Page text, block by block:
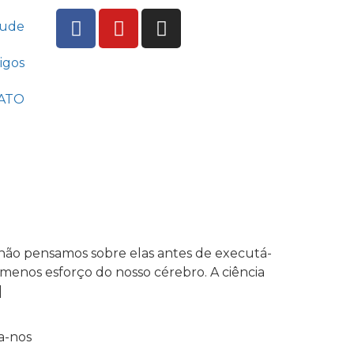
pensamos sobre elas antes de executá-
esforço do nosso cérebro. A ciência
nos